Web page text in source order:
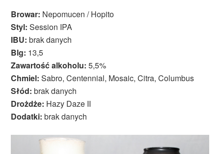
Browar: Nepomucen / Hopito
Styl: Session IPA
IBU: brak danych
Blg: 13,5
Zawartość alkoholu: 5,5%
Chmiel: Sabro, Centennial, Mosaic, Citra, Columbus
Słód: brak danych
Drożdże: Hazy Daze II
Dodatki: brak danych